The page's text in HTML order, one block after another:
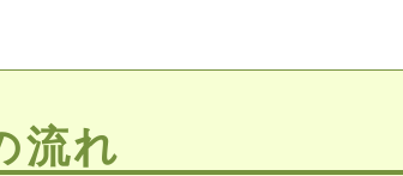
流れ